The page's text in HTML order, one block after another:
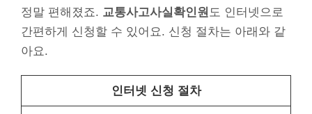
정말 편해졌죠. 교통사고사실확인원 도 인터넷으로
간편하게 신청할 수 있어요. 신청 절차는 아래와 같
아요.
인터넷 신청 절차